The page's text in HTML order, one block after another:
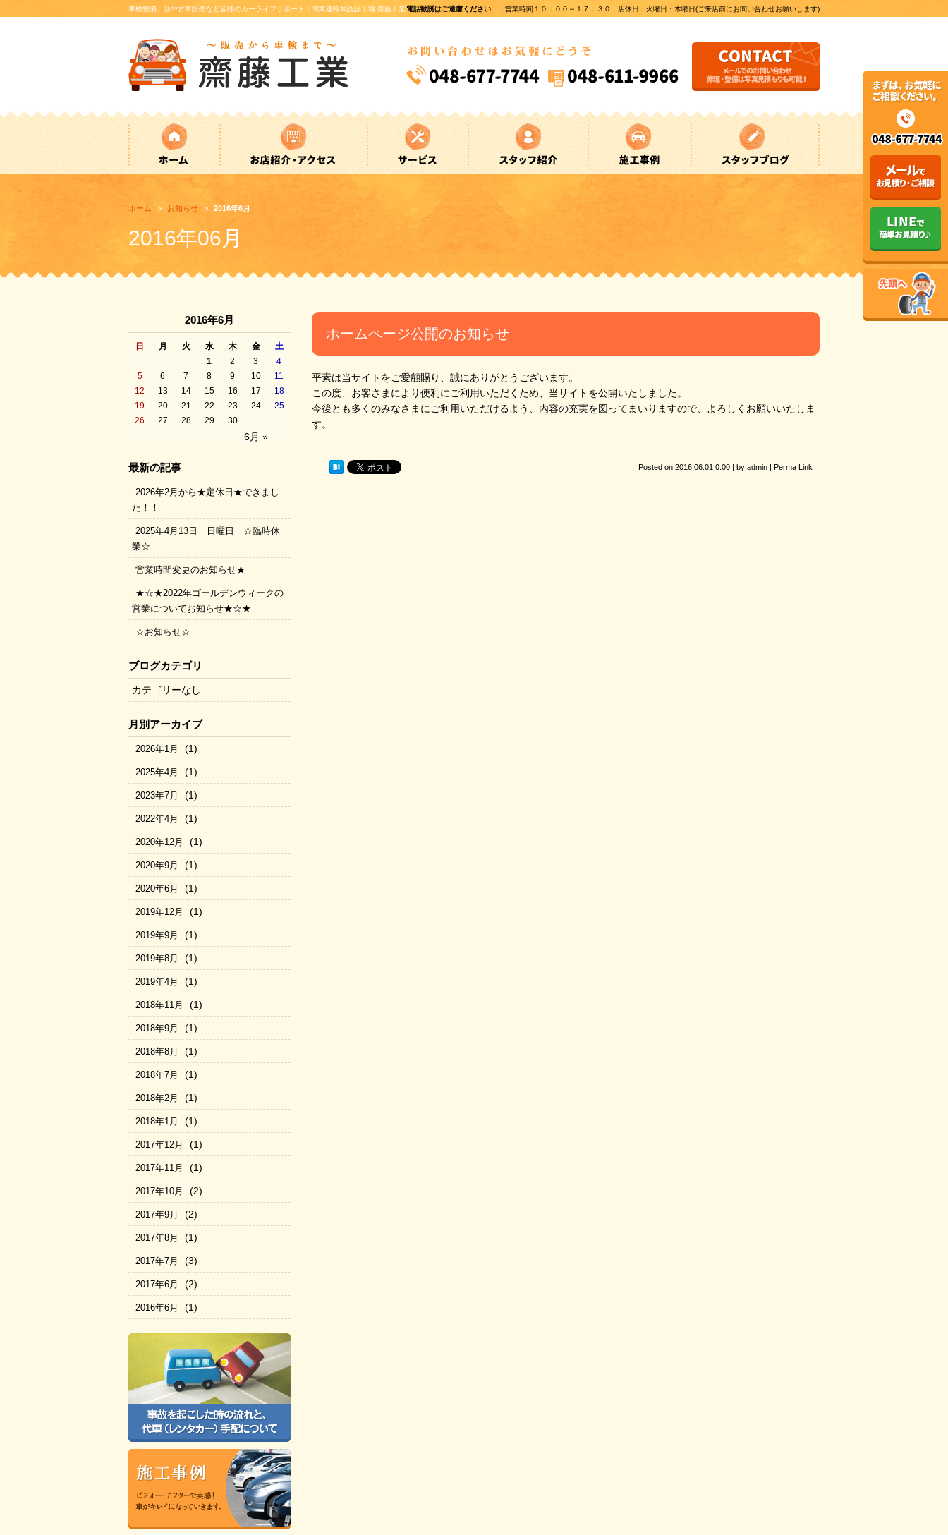
車検整備、新中古車販売など皆様のカーライフサポート｜関東運輸局認証工場 齋藤工業 電話勧誘はご遠慮ください 営業時間１０：００～１７：３０ 店休日：火曜日・木曜日(ご来店前にお問い合わせお願いします)
ホーム お知らせ 2016年6月
2016年06月
ホームページ公開のお知らせ
平素は当サイトをご愛顧賜り、誠にありがとうございます。
この度、お客さまにより便利にご利用いただくため、当サイトを公開いたしました。
今後とも多くのみなさまにご利用いただけるよう、内容の充実を図ってまいりますので、よろしくお願いいたしま
す。
Posted on 2016.06.01 0:00 | by admin | Perma Link
2016年6月
日 月 火 水 木 金 土
6月 »
1 2 3
4
5
6 7 8 9 10
11
12
13 14 15 16 17
18
19
20 21 22 23 24
25
26
27 28 29 30
最新の記事
2026年2月から★定休日★できまし
た！！
2025年4月13日 日曜日 ☆臨時休
業☆
営業時間変更のお知らせ★
★☆★2022年ゴールデンウィークの
営業についてお知らせ★☆★
☆お知らせ☆
ブログカテゴリ
カテゴリーなし
月別アーカイブ
2026年1月 (1)
2025年4月 (1)
2023年7月 (1)
2022年4月 (1)
2020年12月 (1)
2020年9月 (1)
2020年6月 (1)
2019年12月 (1)
2019年9月 (1)
2019年8月 (1)
2019年4月 (1)
2018年11月 (1)
2018年9月 (1)
2018年8月 (1)
2018年7月 (1)
2018年2月 (1)
2018年1月 (1)
2017年12月 (1)
2017年11月 (1)
2017年10月 (2)
2017年9月 (2)
2017年8月 (1)
2017年7月 (3)
2017年6月 (2)
2016年6月 (1)